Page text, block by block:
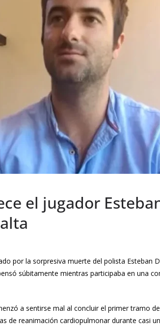
el jugador
por la sorpresiva muerte del polista Esteban
súbitamente mientras participaba en una
a sentirse mal al concluir el primer tramo
de reanimación cardiopulmonar durante casi